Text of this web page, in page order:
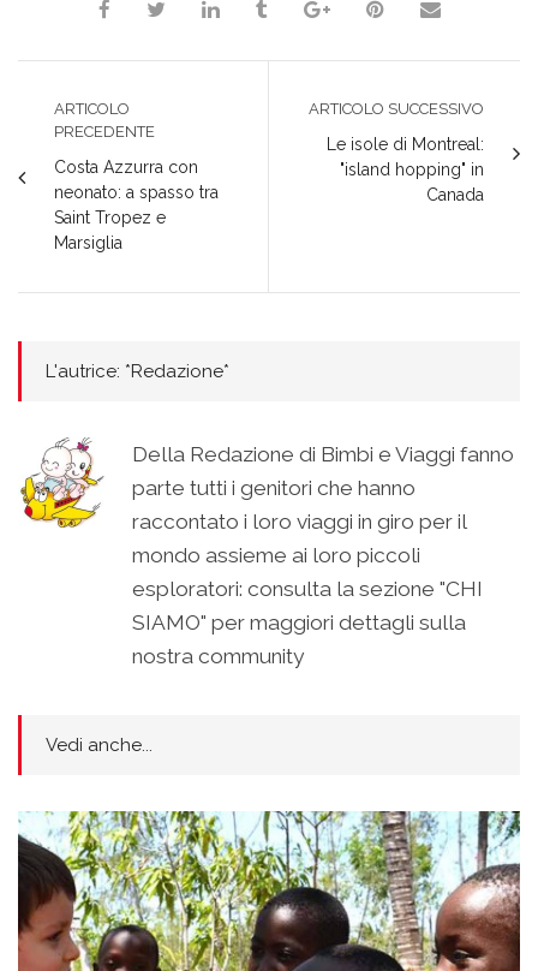
ARTICOLO
PRECEDENTE
Costa Azzurra con
neonato: a spasso tra
Saint Tropez e
Marsiglia
ARTICOLO SUCCESSIVO
Le isole di Montreal:
"island hopping" in
Canada
L'autrice: *Redazione*
Della Redazione di Bimbi e Viaggi fanno
parte tutti i genitori che hanno
raccontato i loro viaggi in giro per il
mondo assieme ai loro piccoli
esploratori: consulta la sezione "CHI
SIAMO" per maggiori dettagli sulla
nostra community
Vedi anche...